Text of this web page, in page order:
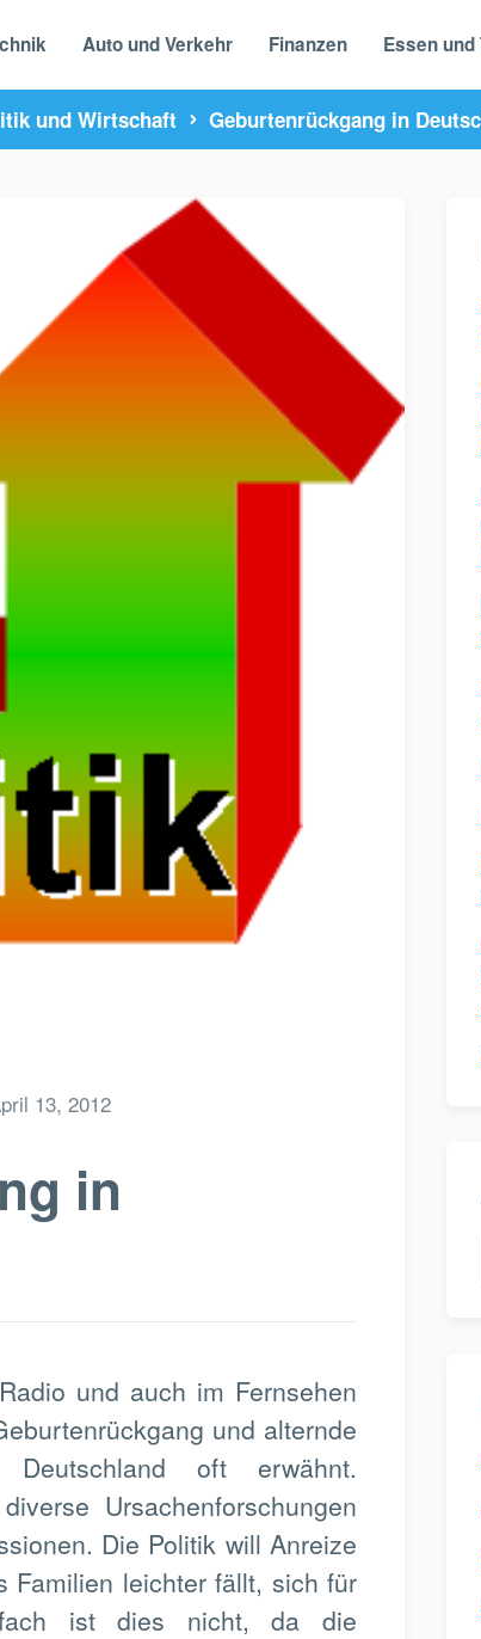
Auto und Verkehr Finanzen Essen und
und Wirtschaft Geburtenrückgang in
13, 2012
in
und auch im Fernsehen
und alternde
oft erwähnt.
Ursachenforschungen
Die Politik will Anreize
Familien leichter fällt, sich für
ist dies nicht, da die